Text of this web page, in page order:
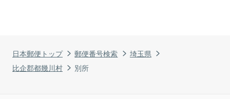
日本郵便トップ 郵便番号検索
埼玉県
比企郡都幾川村
別所